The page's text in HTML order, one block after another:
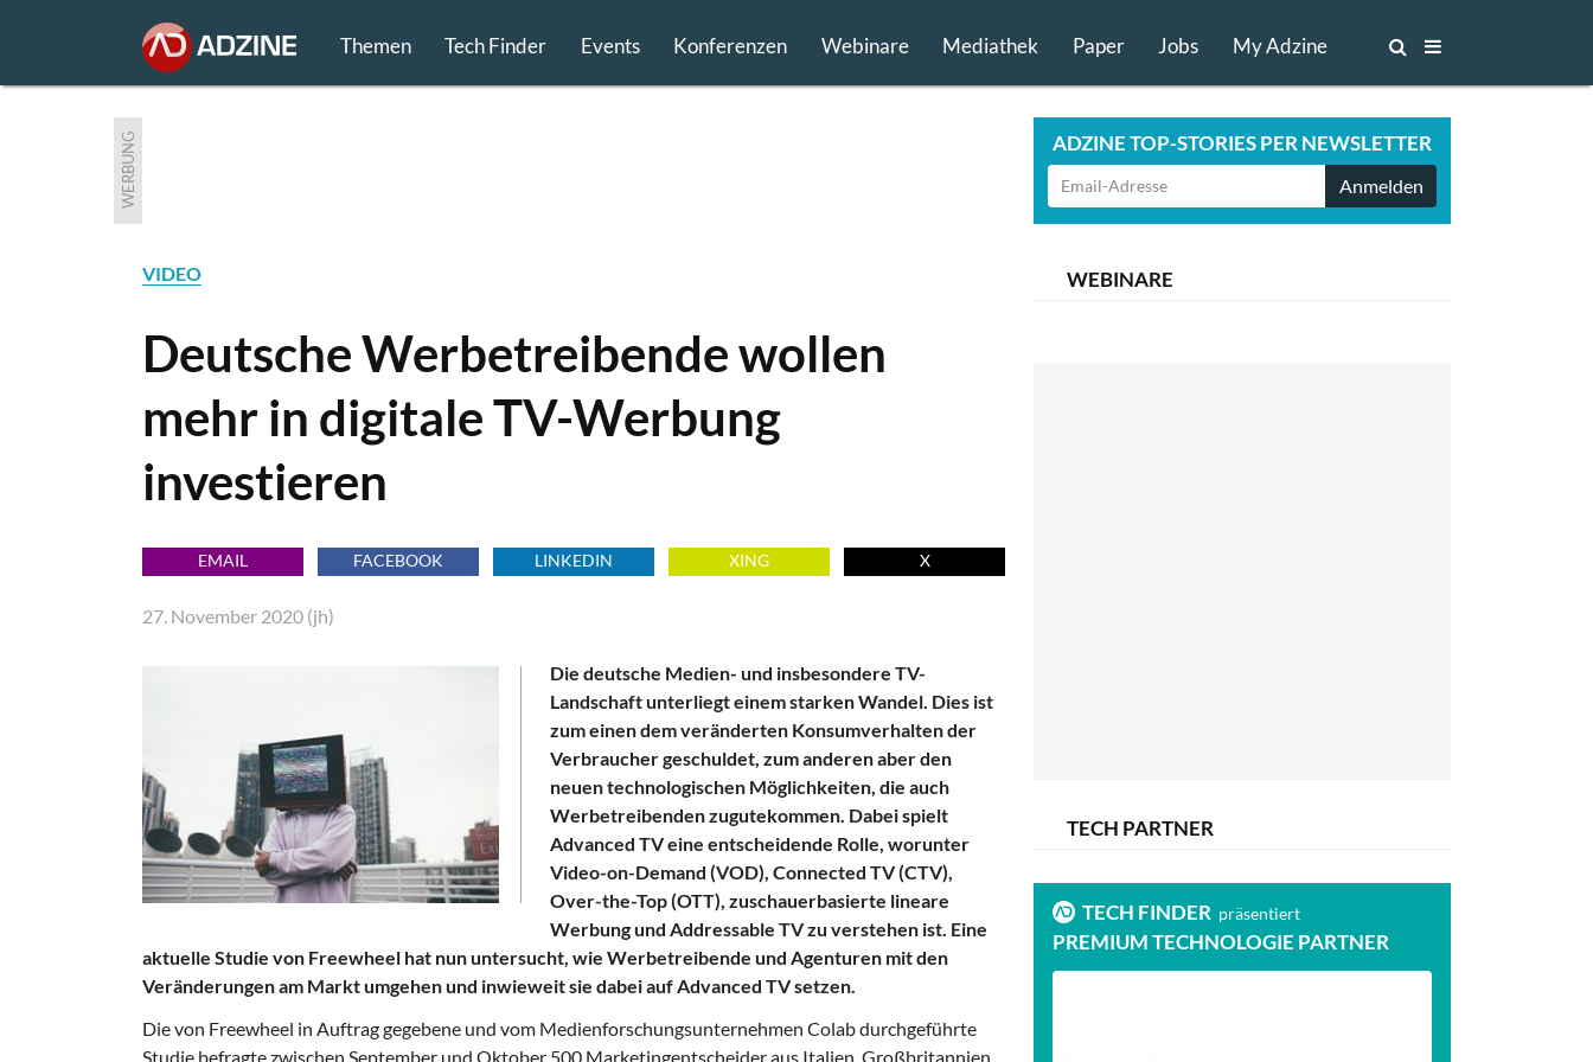
Themen Tech Finder Events Konferenzen Webinare Mediathek Paper Jobs My Adzine
WERBUNG ADZINE TOP-STORIES PER NEWSLETTER
Anmelden
VIDEO
Deutsche Werbetreibende wollen
mehr in digitale TV-Werbung
investieren
EMAIL FACEBOOK LINKEDIN XING X
27. November 2020 (jh)
Die deutsche Medien- und insbesondere TV-
Landschaft unterliegt einem starken Wandel. Dies ist
zum einen dem veränderten Konsumverhalten der
Verbraucher geschuldet, zum anderen aber den
neuen technologischen Möglichkeiten, die auch
Werbetreibenden zugutekommen. Dabei spielt
Advanced TV eine entscheidende Rolle, worunter
Video-on-Demand (VOD), Connected TV (CTV),
Over-the-Top (OTT), zuschauerbasierte lineare
Werbung und Addressable TV zu verstehen ist. Eine
aktuelle Studie von Freewheel hat nun untersucht, wie Werbetreibende und Agenturen mit den
Veränderungen am Markt umgehen und inwieweit sie dabei auf Advanced TV setzen.
Die von Freewheel in Auftrag gegebene und vom Medienforschungsunternehmen Colab durchgeführte
Studie befragte zwischen September und Oktober 500 Marketingentscheider aus Italien, Großbritannien,
WEBINARE
TECH PARTNER
TECH FINDER präsentiert
PREMIUM TECHNOLOGIE PARTNER